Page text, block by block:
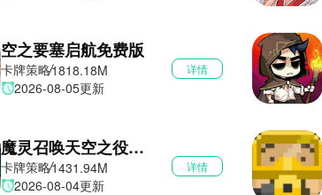
空之要塞启航免费版
卡牌策略1818.18M
2026-08-05更新
详情
魔灵召唤天空之役国际服
卡牌策略1431.94M
2026-08-04更新
详情